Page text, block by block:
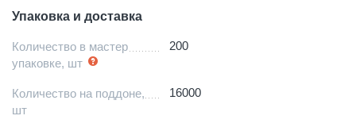
Упаковка и доставка
Количество в мастер
упаковке, шт
200
Количество на поддоне,
шт
16000